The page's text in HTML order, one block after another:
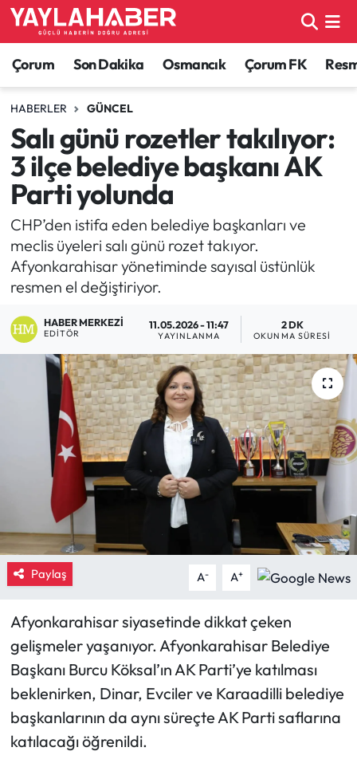
Çorum Son Dakika Osmancık Çorum FK
HABERLER GÜNCEL
Salı günü rozetler takılıyor:
3 ilçe belediye başkanı AK
Parti yolunda
CHP’den istifa eden belediye başkanları ve
meclis üyeleri salı günü rozet takıyor.
Afyonkarahisar yönetiminde sayısal üstünlük
resmen el değiştiriyor.
HABER MERKEZI
EDITÖR
11.05.2026 - 11:47
YAYINLANMA
2 DK
OKUNMA SÜRESI
Paylaş A- A+
Afyonkarahisar siyasetinde dikkat çeken
gelişmeler yaşanıyor. Afyonkarahisar Belediye
Başkanı Burcu Köksal’ın AK Parti’ye katılması
beklenirken, Dinar, Evciler ve Karaadilli belediye
başkanlarının da aynı süreçte AK Parti saflarına
katılacağı öğrenildi.
Alaca Haberleri
Bayat Haberleri
Bilgi - Keşfet Haberleri
Bilim ve Teknoloji
Boğazkale Haberleri
Çorum Haberleri
Eğitim
Ekonomi
Güncel
İskilip Haberleri
Kargı Haberleri
Kimdir?
Kültür Sanat
Laçin Haberleri
Magazin
Mecitözü Haberleri
Çorum Nöbetçi Eczaneler
Çorum Hava Durumu
Çorum Namaz Vakitleri
Çorum Trafik Yoğunluk Haritası
TFF 1.Lig Puan Durumu ve Fikstür
Tüm Manşetler